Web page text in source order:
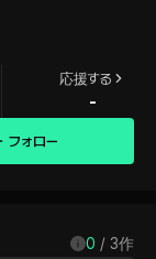
応援する
-
フォロー
0 / 3作